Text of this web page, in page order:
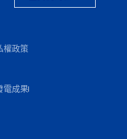
權政策
電成果